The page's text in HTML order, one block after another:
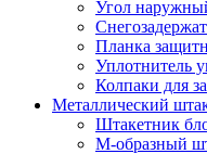
Угол
Планка
Уплотнитель
Колпаки для
Металлический
Штакетник
М-образный